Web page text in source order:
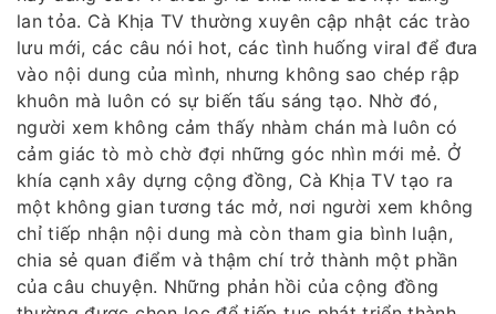
lan tỏa. Cà Khịa TV thường xuyên cập nhật các trào
lưu mới, các câu nói hot, các tình huống viral để đưa
vào nội dung của mình, nhưng không sao chép rập
khuôn mà luôn có sự biến tấu sáng tạo. Nhờ đó,
người xem không cảm thấy nhàm chán mà luôn có
cảm giác tò mò chờ đợi những góc nhìn mới mẻ. Ở
khía cạnh xây dựng cộng đồng, Cà Khịa TV tạo ra
một không gian tương tác mở, nơi người xem không
chỉ tiếp nhận nội dung mà còn tham gia bình luận,
chia sẻ quan điểm và thậm chí trở thành một phần
của câu chuyện. Những phản hồi của cộng đồng